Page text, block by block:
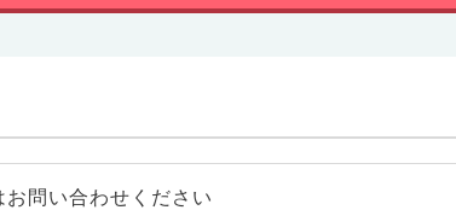
お問い合わせください